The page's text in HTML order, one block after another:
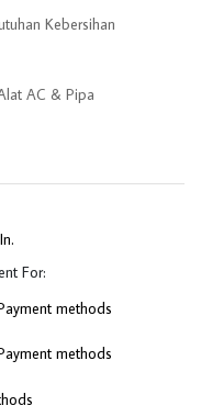
Kebersihan
AC & Pipa
For: